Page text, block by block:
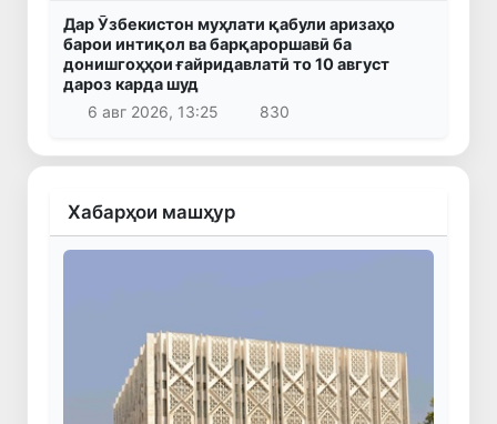
Дар Ӯзбекистон муҳлати қабули аризаҳо
барои интиқол ва барқароршавӣ ба
донишгоҳҳои ғайридавлатӣ то 10 август
дароз карда шуд
6 авг 2026, 13:25
830
Хабарҳои машҳур